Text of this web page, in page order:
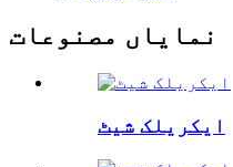
نمایاں مصنوعات
ایکریلک شیٹ